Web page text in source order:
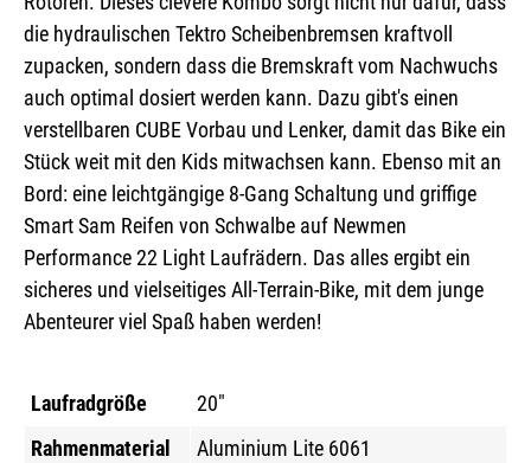
die hydraulischen Tektro Scheibenbremsen kraftvoll
zupacken, sondern dass die Bremskraft vom Nachwuchs
auch optimal dosiert werden kann. Dazu gibt's einen
verstellbaren CUBE Vorbau und Lenker, damit das Bike ein
Stück weit mit den Kids mitwachsen kann. Ebenso mit an
Bord: eine leichtgängige 8-Gang Schaltung und griffige
Smart Sam Reifen von Schwalbe auf Newmen
Performance 22 Light Laufrädern. Das alles ergibt ein
sicheres und vielseitiges All-Terrain-Bike, mit dem junge
Abenteurer viel Spaß haben werden!
Laufradgröße
20"
Rahmenmaterial
Aluminium Lite 6061